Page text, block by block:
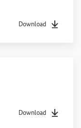
Download
Dateityppdf
Download
Dateityppdf